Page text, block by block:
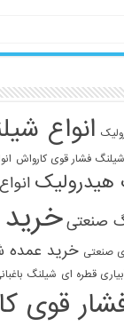
انواع
شیلنگ فشار قوی کارواش
هیدرولیک
صنعتی
صنعتی خرید عمده
قطره ای شیلنگ
قوی